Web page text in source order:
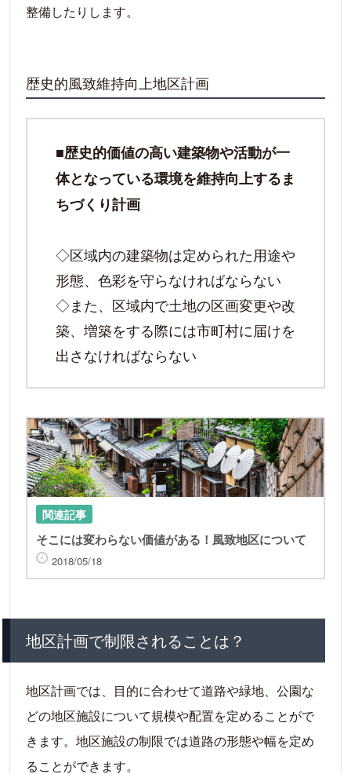
整備したりします。
歴史的風致維持向上地区計画
■歴史的価値の高い建築物や活動が一
体となっている環境を維持向上するま
ちづくり計画
◇区域内の建築物は定められた用途や
形態、色彩を守らなければならない
◇また、区域内で土地の区画変更や改
築、増築をする際には市町村に届けを
出さなければならない
関連記事
そこには変わらない価値がある！風致地区について
2018/05/18
地区計画で制限されることは？
地区計画では、目的に合わせて道路や緑地、公園な
どの地区施設について規模や配置を定めることがで
きます。地区施設の制限では道路の形態や幅を定め
ることができます。